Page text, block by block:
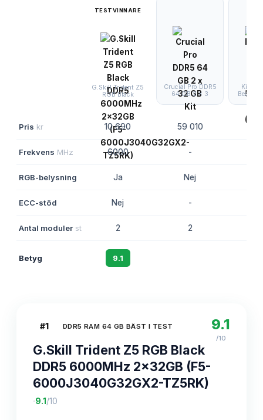
TESTVINNARE
G.Skill Trident Z5
RGB Black
Crucial Pro DDR5
64 GB 2 x 3
Beast
Pris kr 10 690 59 010
Frekvens MHz 6000 -
RGB-belysning Ja Nej
ECC-stöd Nej -
Antal moduler st 2 2
Betyg 9.1
#1 DDR5 RAM 64 GB BÄST I TEST
G.Skill Trident Z5 RGB Black
DDR5 6000MHz 2x32GB (F5-
6000J3040G32GX2-TZ5RK)
·9.1 /10
9.1
/10